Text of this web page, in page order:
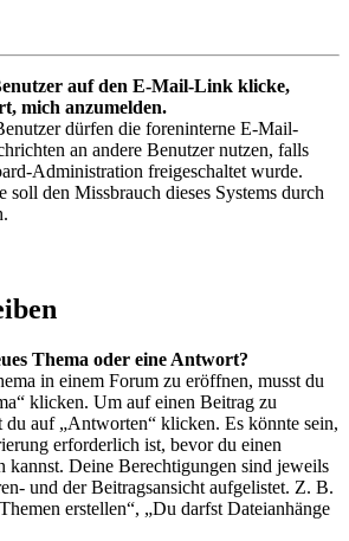
auf den E-Mail-Link klicke,
mich anzumelden.
dürfen die foreninterne E-Mail-
an andere Benutzer nutzen, falls
Administration freigeschaltet wurde.
soll den Missbrauch dieses Systems durch
Thema oder eine Antwort?
in einem Forum zu eröffnen, musst du
klicken. Um auf einen Beitrag zu
du auf „Antworten“ klicken. Es könnte sein,
erforderlich ist, bevor du einen
kannst. Deine Berechtigungen sind jeweils
und der Beitragsansicht aufgelistet. Z. B.
erstellen“, „Du darfst Dateianhänge